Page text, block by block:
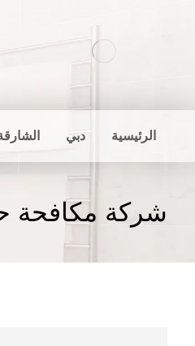
الرئيسية دبي
شركة مكافحة